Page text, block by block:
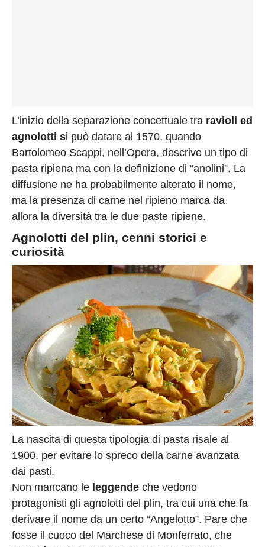
L’inizio della separazione concettuale tra ravioli ed
agnolotti si può datare al 1570, quando
Bartolomeo Scappi, nell’Opera, descrive un tipo di
pasta ripiena ma con la definizione di “anolini”. La
diffusione ne ha probabilmente alterato il nome,
ma la presenza di carne nel ripieno marca da
allora la diversità tra le due paste ripiene.
Agnolotti del plin, cenni storici e
curiosità
La nascita di questa tipologia di pasta risale al
1900, per evitare lo spreco della carne avanzata
dai pasti.
Non mancano le leggende che vedono
protagonisti gli agnolotti del plin, tra cui una che fa
derivare il nome da un certo “Angelotto”. Pare che
fosse il cuoco del Marchese di Monferrato, che